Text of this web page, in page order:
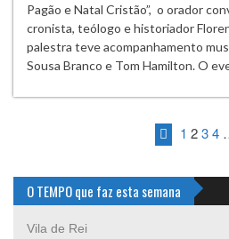
Pagão e Natal Cristão”, o orador
cronista, teólogo e historiador
palestra teve acompanhamento
Sousa Branco e Tom Hamilton. O
1 2 3 4
O TEMPO que faz esta semana
Vila de Rei